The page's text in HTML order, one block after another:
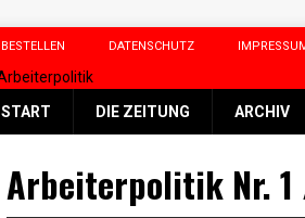
BESTELLEN DATENSCHUTZ
START DIE ZEITUNG ARCHIV
Arbeiterpolitik Nr.